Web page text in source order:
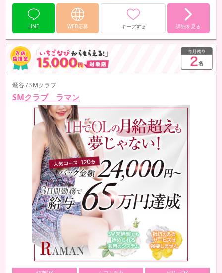
LINE WEB応募 キープする 詳細を見る
鶯谷 / SMクラブ
SMクラブ ラマン